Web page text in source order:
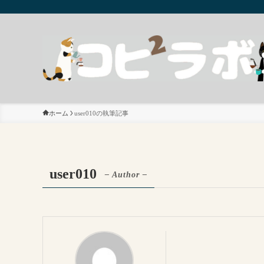
ホーム user010の執筆記事
user010 – Author –